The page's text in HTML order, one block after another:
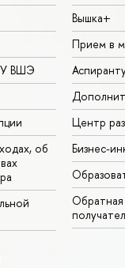
ВШЭ
об
Вышка+
Прием в
Центр
Бизнес-
Обратная